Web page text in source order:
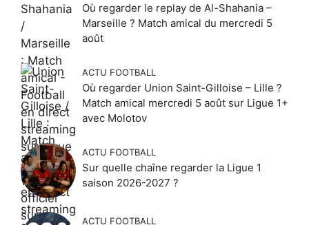
Où regarder le replay de Al-Shahania –
Marseille ? Match amical du mercredi 5
août
ACTU FOOTBALL
Où regarder Union Saint-Gilloise – Lille ?
Match amical mercredi 5 août sur Ligue 1+
avec Molotov
ACTU FOOTBALL
Sur quelle chaîne regarder la Ligue 1
saison 2026-2027 ?
ACTU FOOTBALL